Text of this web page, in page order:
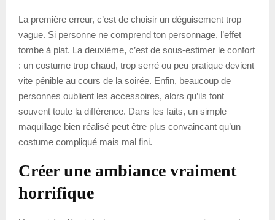
La première erreur, c’est de choisir un déguisement trop
vague. Si personne ne comprend ton personnage, l’effet
tombe à plat. La deuxième, c’est de sous-estimer le confort
: un costume trop chaud, trop serré ou peu pratique devient
vite pénible au cours de la soirée. Enfin, beaucoup de
personnes oublient les accessoires, alors qu’ils font
souvent toute la différence. Dans les faits, un simple
maquillage bien réalisé peut être plus convaincant qu’un
costume compliqué mais mal fini.
Créer une ambiance vraiment
horrifique